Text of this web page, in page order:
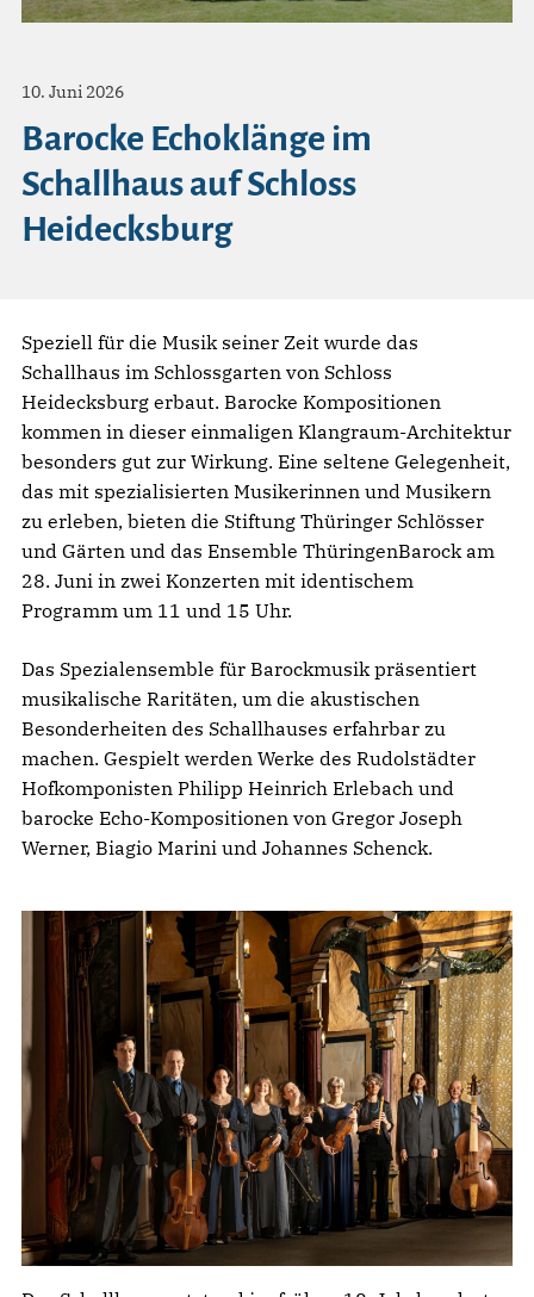
10. Juni 2026
Barocke Echoklänge im
Schallhaus auf Schloss
Heidecksburg
Speziell für die Musik seiner Zeit wurde das
Schallhaus im Schlossgarten von Schloss
Heidecksburg erbaut. Barocke Kompositionen
kommen in dieser einmaligen Klangraum-Architektur
besonders gut zur Wirkung. Eine seltene Gelegenheit,
das mit spezialisierten Musikerinnen und Musikern
zu erleben, bieten die Stiftung Thüringer Schlösser
und Gärten und das Ensemble ThüringenBarock am
28. Juni in zwei Konzerten mit identischem
Programm um 11 und 15 Uhr.
Das Spezialensemble für Barockmusik präsentiert
musikalische Raritäten, um die akustischen
Besonderheiten des Schallhauses erfahrbar zu
machen. Gespielt werden Werke des Rudolstädter
Hofkomponisten Philipp Heinrich Erlebach und
barocke Echo-Kompositionen von Gregor Joseph
Werner, Biagio Marini und Johannes Schenck.